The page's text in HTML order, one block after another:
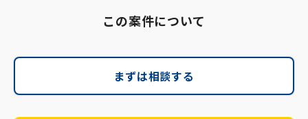
この案件について
まずは相談する